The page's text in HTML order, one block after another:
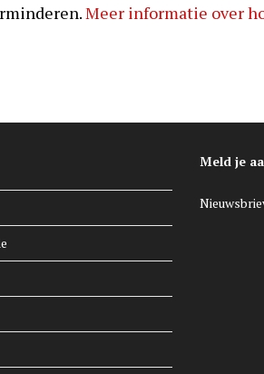
Meer informatie over
Meld je